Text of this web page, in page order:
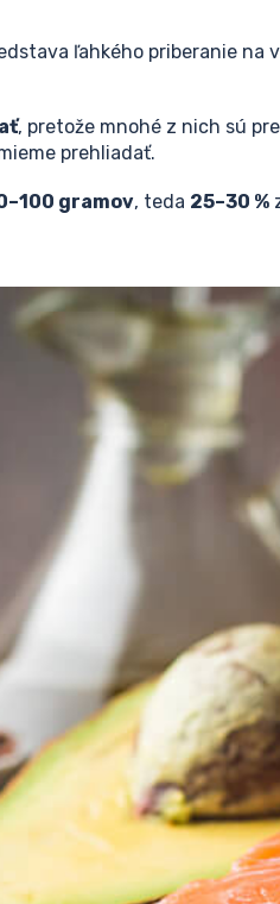
ľahkého priberanie na
, pretože mnohé z nich sú
prehliadať.
gramov, teda 25–30 %